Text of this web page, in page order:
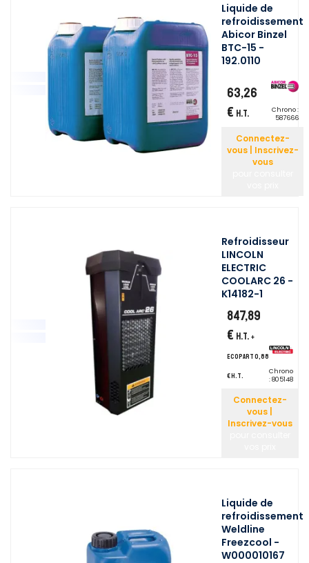
Liquide de
refroidissement
Abicor Binzel
BTC-15 -
192.0110
63,26
€ H.T.
Chrono :
587666
Connectez-
vous | Inscrivez-
vous
Refroidisseur
LINCOLN
ELECTRIC
COOLARC 26 -
K14182-1
847,89
€ H.T. +
ecopart 0,88
€ H.T.
Chrono
: 805148
Connectez-
vous |
Inscrivez-vous
Liquide de
refroidissement
Weldline
Freezcool -
W000010167